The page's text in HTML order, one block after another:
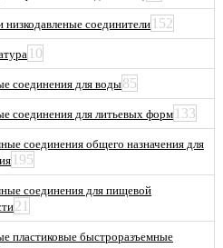
низкодавленые соединители 152
10
соединения для воды85
соединения для литьевых форм 133
соединения общего назначения для
195
соединения для пищевой
21
пластиковые быстроразъемные